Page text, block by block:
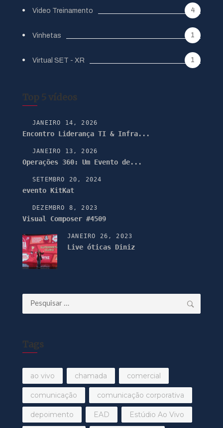
Video Treinamento 4
Vinhetas 1
Virtual SET - XR 1
Top 5 vídeos
JANEIRO 14, 2026
Encontro Liderança TI & Infra...
JANEIRO 13, 2026
Operações 360: Um Evento de...
SETEMBRO 20, 2024
evento KitKat
DEZEMBRO 8, 2023
Visual Composer #4509
JANEIRO 26, 2023
Live óticas Diniz
Pesquisar
por:
Tags
ao vivo chamada comercial
comunicação comunicação corporativa
depoimento EAD Estúdio Ao Vivo